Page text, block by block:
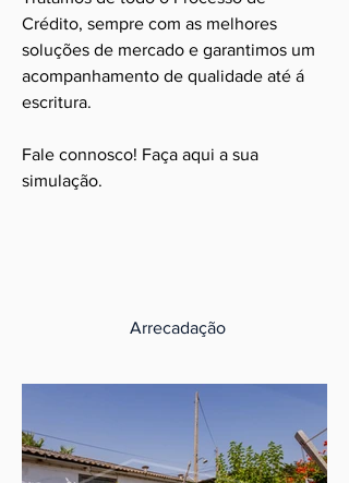
Crédito, sempre com as melhores
soluções de mercado e garantimos um
acompanhamento de qualidade até á
escritura.
Fale connosco! Faça aqui a sua
simulação.
Arrecadação